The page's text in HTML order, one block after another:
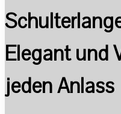
Elegant und
jeden Anlass